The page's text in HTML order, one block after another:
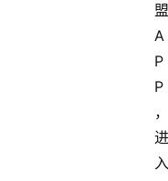
盟
A
P
P
，
进
入